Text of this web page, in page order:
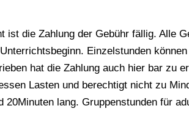
ist die Zahlung der Gebühr fällig. Alle
Einzelstunden
hat die Zahlung auch hier bar zu
Lasten und berechtigt nicht zu
lang. Gruppenstunden für